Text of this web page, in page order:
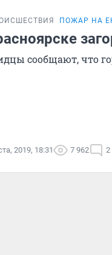
ПОЖАР НА
сообщают, что
2019, 18:31 7 962 2